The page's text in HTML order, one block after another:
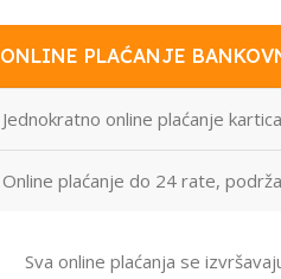
ONLINE PLAĆANJE
Jednokratno online plaćanje
Online plaćanje do 24 rate,
Sva online plaćanja se